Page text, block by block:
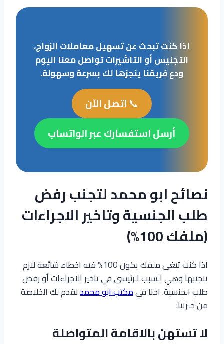
اذا كنت تبحث عن تسهيل معاملات الزواج،
التجنيس أو التاشيرات تواصل معنا اليوم
ودع فريقنا ينجزها لك بسرعة وسهولة.
📞اتصل الآن
أرسل استفسارك عبر الواتساب
نصائح ابو محمد لتجنب رفض
طلب الجنسية وتاخير الاجراءات
(ملفك 100%)
اذا كنت تبغى ملفك يكون 100% فيه اخطاء شائعة لازم
تتجنبها وهي السبب الرئيسي في تاخير الاجراءات أو رفض
طلب الجنسية. احنا فيمكتب ابو محمدنقدم لك الخلاصة
من خبرتنا:
لا تستهن بالاقامة المتواصلة